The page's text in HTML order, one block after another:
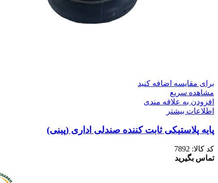
برای مقایسه اضافه کنید
مشاهده سریع
افزودن به علاقه مندی
اطلاعات بیشتر
پایه پلاستیکی ثابت کننده صندلی اداری (پینی)
کد کالا: 7892
تماس بگیرید